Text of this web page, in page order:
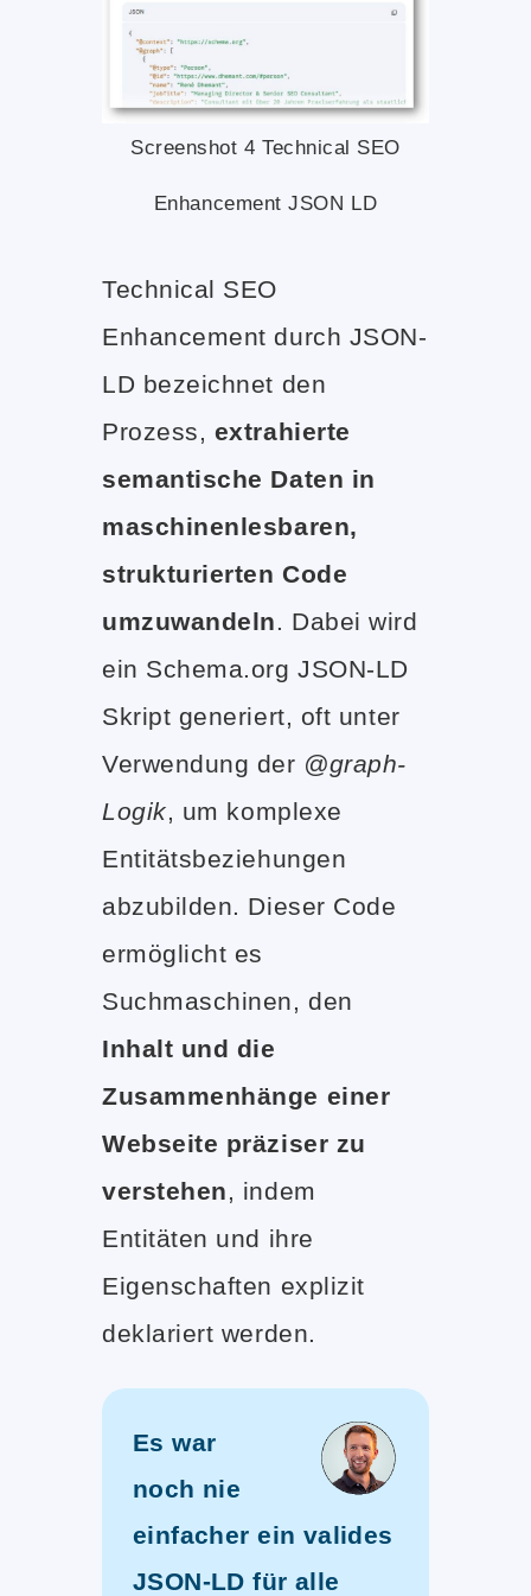
Screenshot 4 Technical SEO
Enhancement JSON LD
Technical SEO
Enhancement durch JSON-
LD bezeichnet den
Prozess, extrahierte
semantische Daten in
maschinenlesbaren,
strukturierten Code
umzuwandeln. Dabei wird
ein Schema.org JSON-LD
Skript generiert, oft unter
Verwendung der @graph-
Logik, um komplexe
Entitätsbeziehungen
abzubilden. Dieser Code
ermöglicht es
Suchmaschinen, den
Inhalt und die
Zusammenhänge einer
Webseite präziser zu
verstehen, indem
Entitäten und ihre
Eigenschaften explizit
deklariert werden.
Es war
noch nie
einfacher ein valides
JSON-LD für alle